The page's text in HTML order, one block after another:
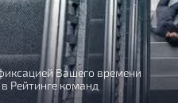
Вашего времени
Рейтинге команд